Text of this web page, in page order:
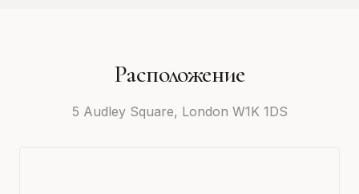
Расположение
5 Audley Square, London W1K 1DS